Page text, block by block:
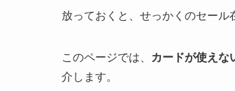
放っておくと、せっかくのセー
このページでは、 カードが使えな
介します。